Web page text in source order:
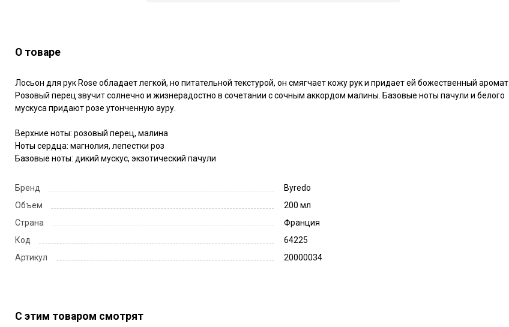
О товаре
Лосьон для рук Rose обладает легкой, но питательной текстурой, он смягчает кожу рук и придает ей божественный аромат.
Розовый перец звучит солнечно и жизнерадостно в сочетании с сочным аккордом малины. Базовые ноты пачули и белого
мускуса придают розе утонченную ауру.
Верхние ноты: розовый перец, малина
Ноты сердца: магнолия, лепестки роз
Базовые ноты: дикий мускус, экзотический пачули
Бренд
Byredo
Объем
200 мл
Страна
Франция
Код
64225
Артикул
20000034
С этим товаром смотрят